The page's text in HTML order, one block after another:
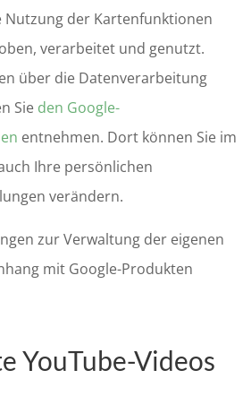
Nutzung der Kartenfunktionen
verarbeitet und genutzt.
über die Datenverarbeitung
Sie den Google-
entnehmen. Dort können Sie im
Ihre persönlichen
verändern.
zur Verwaltung der eigenen
mit Google-Produkten
YouTube-Videos